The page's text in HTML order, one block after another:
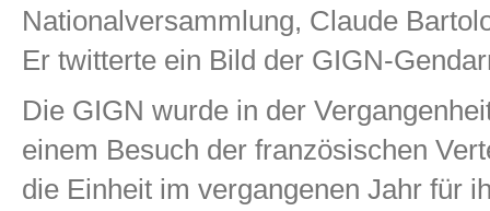
Nationalversammlung, Claude
Er twitterte ein Bild der GIGN-
Die GIGN wurde in der
einem Besuch der französischen
die Einheit im vergangenen Jahr für